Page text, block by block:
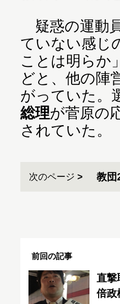
疑惑の運動
ていない感じ
ことは明らか
どと、他の陣
がっていた。
総理が菅原の
されていた。
次のページ 教団
前回の記事
直撃
倍政